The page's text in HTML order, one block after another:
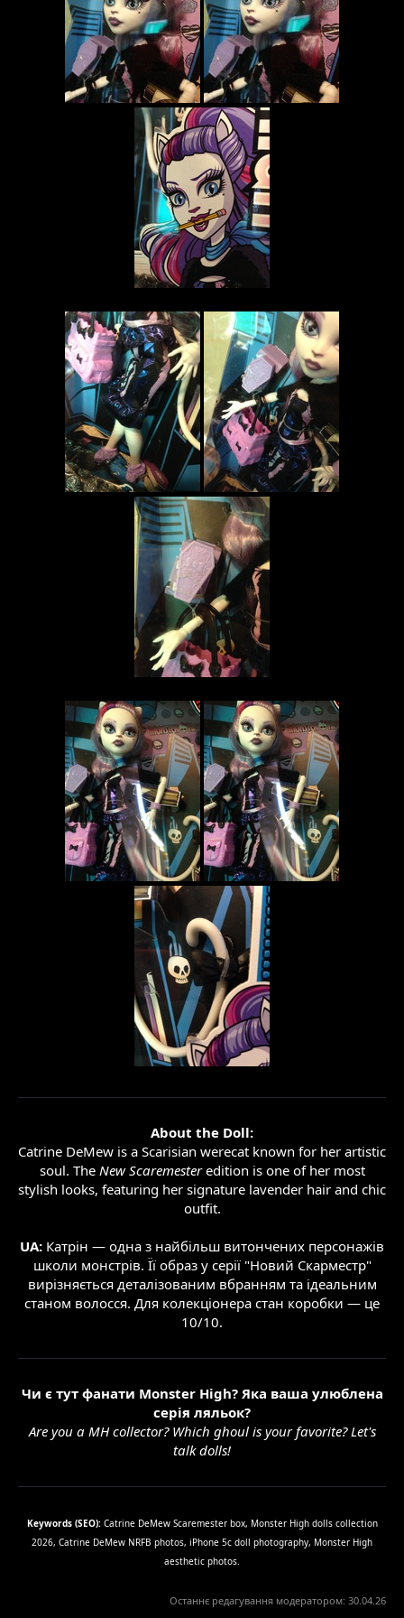
About the Doll:
Catrine DeMew is a Scarisian werecat known for her artistic
soul. The New Scaremesteredition is one of her most
stylish looks, featuring her signature lavender hair and chic
outfit.
UA: Катрін — одна з найбільш витончених персонажів
школи монстрів. Її образ у серії "Новий Скарместр"
вирізняється деталізованим вбранням та ідеальним
станом волосся. Для колекціонера стан коробки — це
10/10.
Чи є тут фанати Monster High? Яка ваша улюблена
серія ляльок?
Are you a MH collector? Which ghoul is your favorite? Let's
talk dolls!
Keywords (SEO):Catrine DeMew Scaremester box, Monster High dolls collection
2026, Catrine DeMew NRFB photos, iPhone 5c doll photography, Monster High
aesthetic photos.
Останнє редагування модератором: 30.04.26